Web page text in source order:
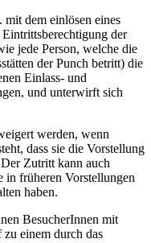
dem einlösen eines
der
jede Person, welche die
der Punch betritt) die
Einlass- und
und unterwirft sich
werden, wenn
dass sie die Vorstellung
Zutritt kann auch
in früheren Vorstellungen
haben.
BesucherInnen mit
einem durch das